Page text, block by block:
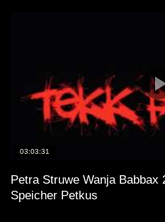
03:03:31
Petra Struwe Wanja Babbax
Speicher Petkus